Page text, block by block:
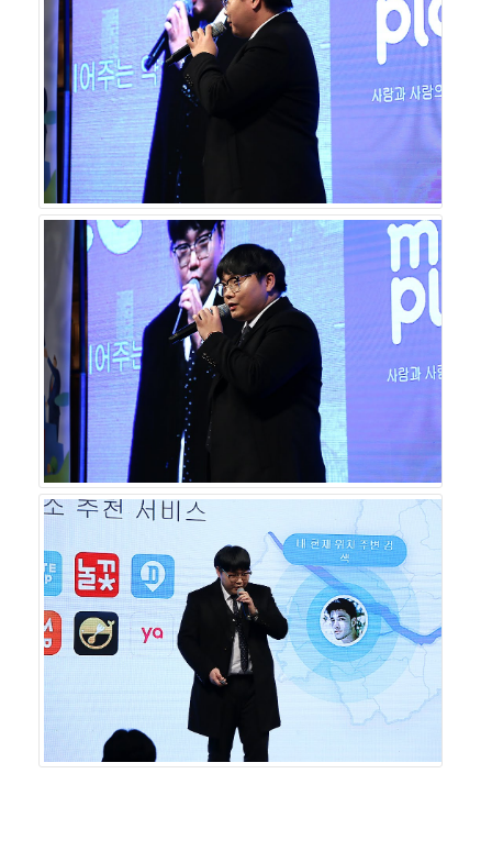
`청년기업가 응원합니다!`는 매회 유망한 청년기업가들을
초빙하여 기업가정신을 나누는 동시에 IR 활동을 펼칠 기회
의 장이 되고자 한다. 많은 스타트업 및 벤처 기업인들이 기
업 성장의 마중물로 활용하기를 바란다.
시즌3 제8회 ‘기업가정신 콘서트’의 생생한 현장은 1월 24
일(금) 오후 9시에 한국경제TV를 통해 확인할 수 있으며, 1
월 25일(토) 오전 4시, 오후 10시에도 방송될 예정이다. ‘기
업가정신 콘서트’ 강연과 ‘청년 기업가를 응원합니다!’ 강
연, ‘글로벌기업가정신협회’ 회원가입, ‘스타리치 CEO 기업
가정신 플랜’ 상담을 희망한다면 글로벌기업가정신협회와
스타리치 어드바이져로 문의하면 된다.
☞원문보
기 http://news.wowtv.co.kr/NewsCenter/News/Read
?articleId=A202001230311&t=NN
Copyrightⓒ한국경제TV. All Rights Reserved. 무단전재